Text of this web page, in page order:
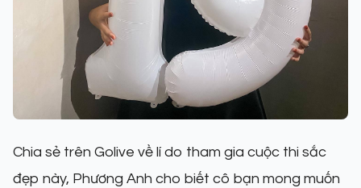
Chia sẻ trên Golive về lí do tham gia cuộc thi sắc
đẹp này, Phương Anh cho biết cô bạn mong muốn